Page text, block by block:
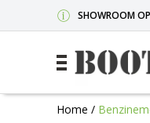
SHOWROOM
Home /